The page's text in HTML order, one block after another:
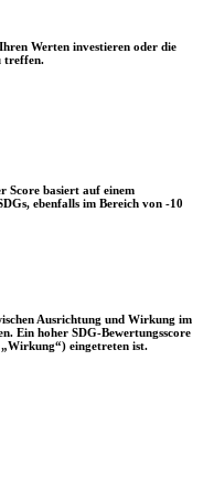
Werten investieren oder die
treffen.
Score basiert auf einem
ebenfalls im Bereich von -10
Ausrichtung und Wirkung im
Ein hoher SDG-Bewertungsscore
eingetreten ist.